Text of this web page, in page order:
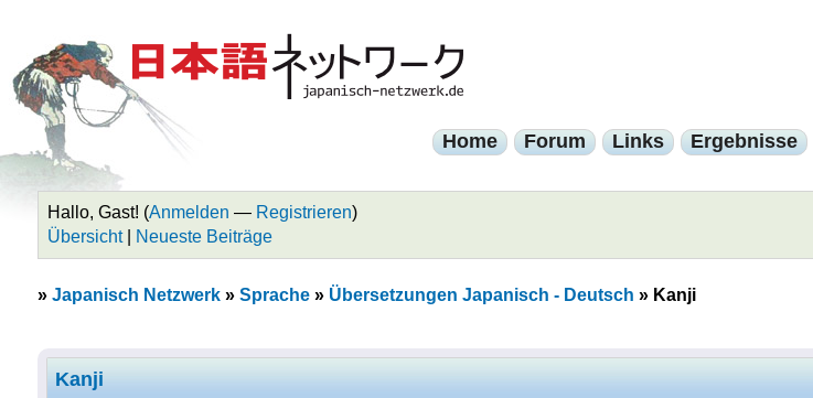
Home Forum Links Ergebnisse
Hallo, Gast! (Anmelden — Registrieren)
Übersicht| Neueste Beiträge
» Japanisch Netzwerk» Sprache» Übersetzungen Japanisch - Deutsch » Kanji
Kanji